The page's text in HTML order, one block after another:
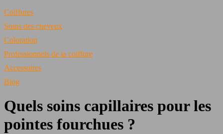
Coiffures
Soins des cheveux
Coloration
Professionnels de la coiffure
Accessoires
Blog
Quels soins capillaires pour les
pointes fourchues ?